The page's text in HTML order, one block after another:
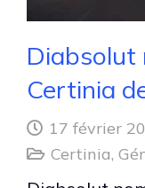
Diabsolut
Certinia
17 février
Certinia,